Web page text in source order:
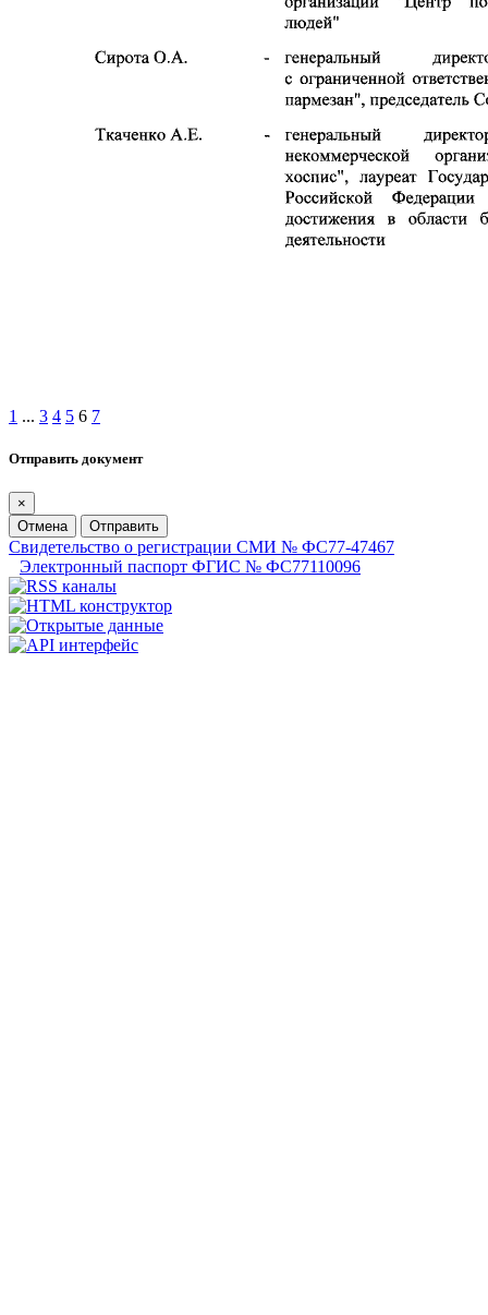
1 ... 3 4 5 6 7
Отправить документ
×
Отмена
Отправить
Свидетельство о регистрации СМИ № ФС77-47467
Электронный паспорт ФГИС № ФС77110096